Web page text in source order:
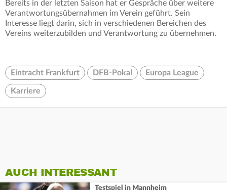
Bereits in der letzten Saison hat er Gespräche über weitere
Verantwortungsübernahmen im Verein geführt. Sein
Interesse liegt darin, sich in verschiedenen Bereichen des
Vereins weiterzubilden und Verantwortung zu übernehmen.
Eintracht Frankfurt DFB-Pokal Europa League
Karriere
AUCH INTERESSANT
Testspiel in Mannheim